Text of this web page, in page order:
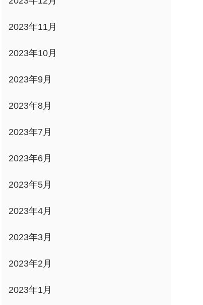
2023年11月
2023年10月
2023年9月
2023年8月
2023年7月
2023年6月
2023年5月
2023年4月
2023年3月
2023年2月
2023年1月